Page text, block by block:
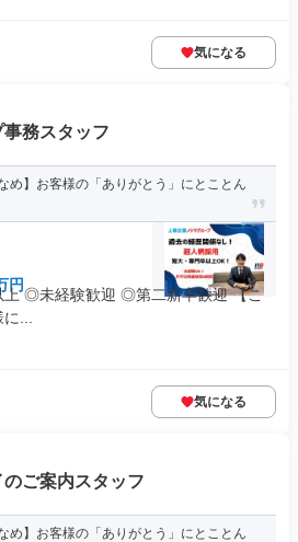
気になる
務スタッフ
め】お客様の「ありがとう」にとことん
円
◎未経験歓迎 ◎第二新卒歓迎 【こ
...
気になる
ご案内スタッフ
め】お客様の「ありがとう」にとことん